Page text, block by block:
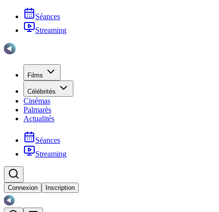
Séances
Streaming
Films
Célébrités
Cinémas
Palmarès
Actualités
Séances
Streaming
Connexion Inscription